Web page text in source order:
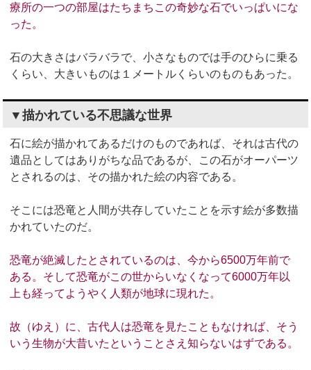
療所の一つの部屋はたちまちこの奇妙な石でいっぱいにな
った。
石の大きさはバラバラで、小さなものでは手のひらに乗る
くらい、大きいものは１メートルくらいのものもあった。
▼描かれている不思議な世界
石に絵が描かれてあるだけのものであれば、それは古代の
遺品としてはありがちな品であるが、この石がオーパーツ
とされるのは、その描かれた絵の内容である。
そこには恐竜と人間が共存していたことを示す絵が多数描
かれていたのだ。
恐竜が絶滅したとされているのは、今から6500万年前で
ある。そして恐竜がこの世からいなくなって6000万年以
上も経ってようやく人類が地球に現れた。
故（ゆえ）に、古代人は恐竜を見たこともなければ、そう
いう生物が大昔いたということさえ知らないはずである。